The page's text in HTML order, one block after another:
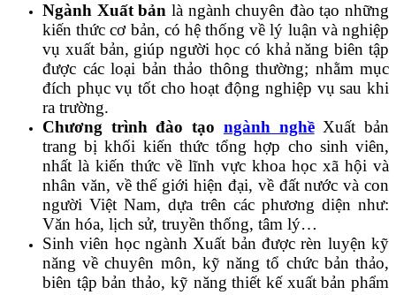
Ngành Xuất bản là ngành chuyên đào tạo những
kiến thức cơ bản, có hệ thống về lý luận và nghiệp
vụ xuất bản, giúp người học có khả năng biên tập
được các loại bản thảo thông thường; nhằm mục
đích phục vụ tốt cho hoạt động nghiệp vụ sau khi
ra trường.
Chương trình đào tạo ngành nghềXuất bản
trang bị khối kiến thức tổng hợp cho sinh viên,
nhất là kiến thức về lĩnh vực khoa học xã hội và
nhân văn, về thế giới hiện đại, về đất nước và con
người Việt Nam, dựa trên các phương diện như:
Văn hóa, lịch sử, truyền thống, tâm lý…
Sinh viên học ngành Xuất bản được rèn luyện kỹ
năng về chuyên môn, kỹ năng tổ chức bản thảo,
biên tập bản thảo, kỹ năng thiết kế xuất bản phẩm